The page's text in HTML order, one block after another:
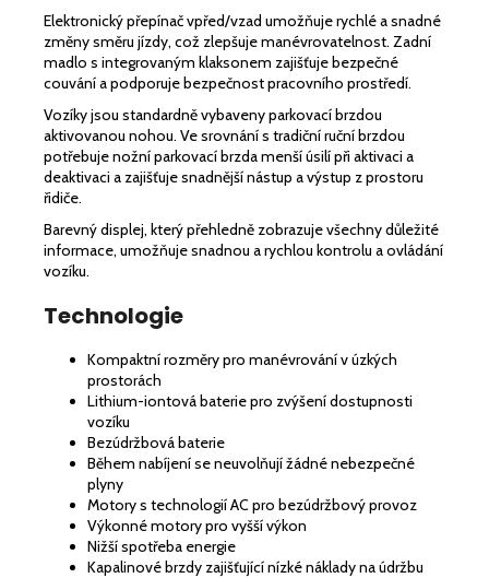
Elektronický přepínač vpřed/vzad umožňuje rychlé a snadné
změny směru jízdy, což zlepšuje manévrovatelnost. Zadní
madlo s integrovaným klaksonem zajišťuje bezpečné
couvání a podporuje bezpečnost pracovního prostředí.
Vozíky jsou standardně vybaveny parkovací brzdou
aktivovanou nohou. Ve srovnání s tradiční ruční brzdou
potřebuje nožní parkovací brzda menší úsilí při aktivaci a
deaktivaci a zajišťuje snadnější nástup a výstup z prostoru
řidiče.
Barevný displej, který přehledně zobrazuje všechny důležité
informace, umožňuje snadnou a rychlou kontrolu a ovládání
vozíku.
Technologie
Kompaktní rozměry pro manévrování v úzkých
prostorách
Lithium-iontová baterie pro zvýšení dostupnosti
vozíku
Bezúdržbová baterie
Během nabíjení se neuvolňují žádné nebezpečné
plyny
Motory s technologií AC pro bezúdržbový provoz
Výkonné motory pro vyšší výkon
Nižší spotřeba energie
Kapalinové brzdy zajišťující nízké náklady na údržbu